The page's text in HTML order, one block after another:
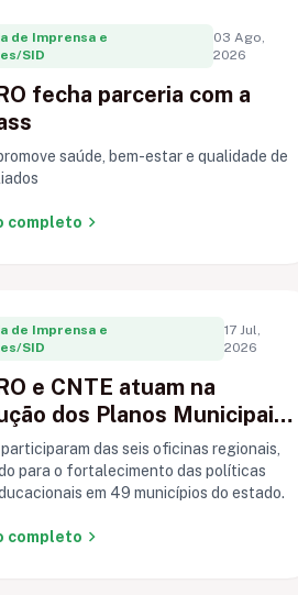
de Imprensa e
SID
03 Ago,
2026
fecha parceria com a
saúde, bem-estar e qualidade de
completo chevron_right
de Imprensa e
SID
17 Jul,
2026
e CNTE atuam na
dos Planos Municipais
em Rondônia
das seis oficinas regionais,
para o fortalecimento das políticas
em 49 municípios do estado.
completo chevron_right